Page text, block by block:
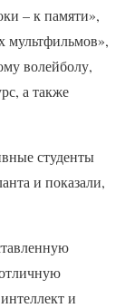
– к памяти»,
мультфильмов»,
волейболу,
а также
студенты
и показали,
и